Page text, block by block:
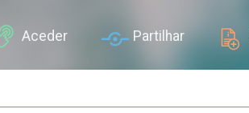
Aceder Partilhar